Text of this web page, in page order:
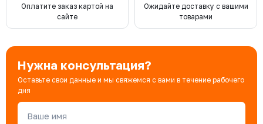
Оплатите заказ картой на
сайте
Ожидайте доставку с вашими
товарами
Нужна консультация?
Оставьте свои данные и мы свяжемся с вами в течение рабочего
дня
Ваше имя